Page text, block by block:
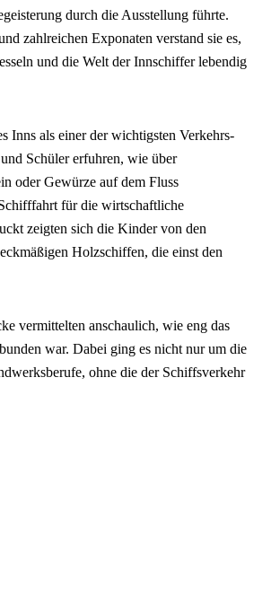
durch die Ausstellung führte.
zahlreichen Exponaten verstand sie es,
und die Welt der Innschiffer lebendig
Inns als einer der wichtigsten Verkehrs-
Schüler erfuhren, wie über
oder Gewürze auf dem Fluss
für die wirtschaftliche
zeigten sich die Kinder von den
Holzschiffen, die einst den
vermittelten anschaulich, wie eng das
war. Dabei ging es nicht nur um die
ohne die der Schiffsverkehr